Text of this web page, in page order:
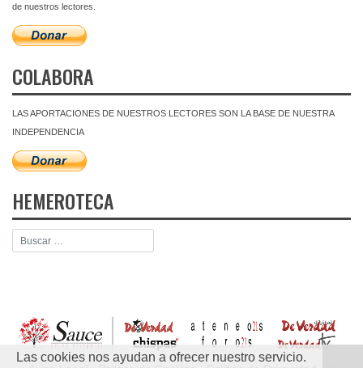
de nuestros lectores.
COLABORA
LAS APORTACIONES DE NUESTROS LECTORES SON LA BASE DE NUESTRA
INDEPENDENCIA
HEMEROTECA
Las cookies nos ayudan a ofrecer nuestro servicio.